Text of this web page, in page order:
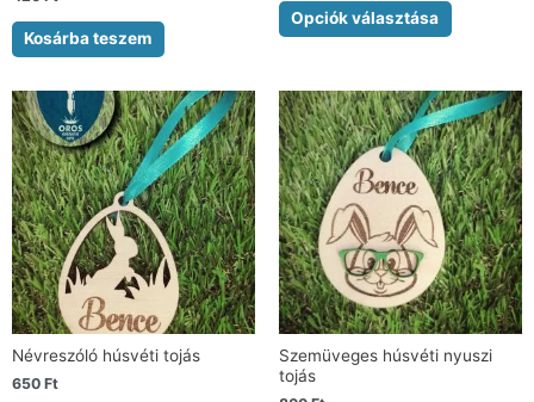
Kosárba teszem
Opciók választása
Névreszóló húsvéti tojás
650 Ft
Szemüveges húsvéti nyuszi
tojás